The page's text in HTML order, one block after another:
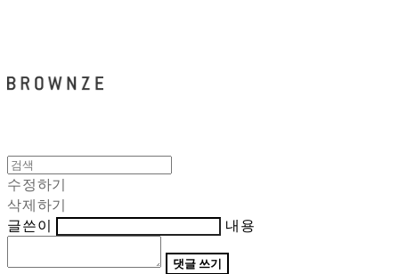
수정하기
삭제하기
글쓴이
내용
댓글 쓰기